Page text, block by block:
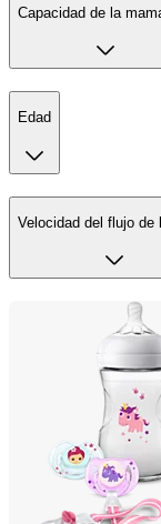
Capacidad de la
Edad
Velocidad del flujo de